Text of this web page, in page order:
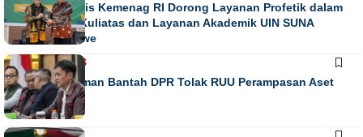
Direktur Diktis Kemenag RI Dorong Layanan Profetik dalam
Penguatan Kuliatas dan Layanan Akademik UIN SUNA
Lhokseumawe
NASIONALNEWS
Habiburokhman Bantah DPR Tolak RUU Perampasan Aset